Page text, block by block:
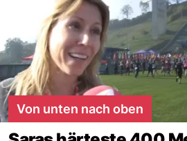
Von unten nach oben